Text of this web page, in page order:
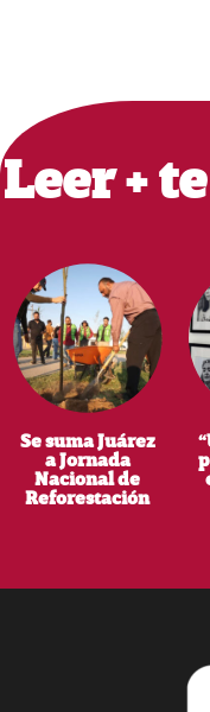
Primary
Sidebar
Leer +
Se suma Juárez
a Jornada
Nacional de
Reforestación